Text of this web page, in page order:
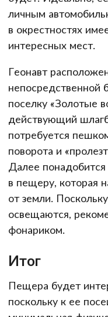
личным
в окрестностях
интересных мест.
Геонавт
непосредственной
поселку «Золотые
действующий
потребуется
поворота и
Далее понадобится
в пещеру, которая
от земли.
освещаются,
фонариком.
Итог
Пещера будет
поскольку к ее